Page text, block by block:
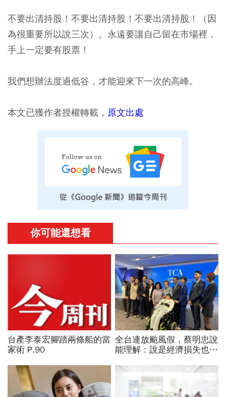
不要出清持股！不要出清持股！不要出清持股！（因
為很重要所以說三次）。永遠要讓自己留在市場裡，
手上一定要有股票！
我們想辦法度過低谷，才能迎來下一次的高峰。
本文已獲作者授權轉載， 原文出處